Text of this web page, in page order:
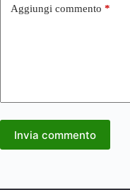
Aggiungi commento *
Invia commento